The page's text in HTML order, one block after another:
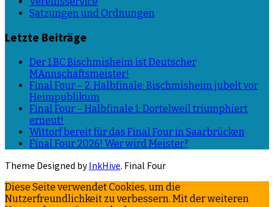
Satzungen und Ordnungen
Letzte Beiträge
Der 1.BC Bischmisheim ist Deutscher
MAnnschaftsmeister!
Final Four – 2. Halbfinale: Bischmisheim jubelt vor
Heimpublikum
Final Four – Halbfinale 1: Dortelweil triumphiert
erneut!
Wittorf bereit für das Final Four in Saarbrücken
Final Four 2026! Wer wird Meister?
Theme Designed byInkHive. Final Four
Diese Seite verwendet Cookies, um die
Nutzerfreundlichkeit zu verbessern. Mit der weiteren